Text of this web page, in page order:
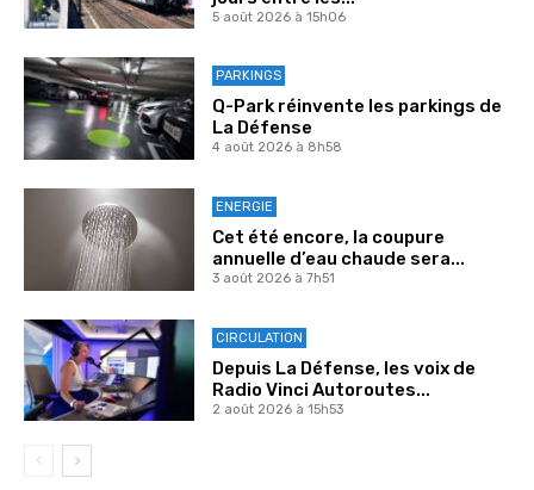
5 août 2026 à 15h06
PARKINGS
Q-Park réinvente les parkings de
La Défense
4 août 2026 à 8h58
ENERGIE
Cet été encore, la coupure
annuelle d’eau chaude sera...
3 août 2026 à 7h51
CIRCULATION
Depuis La Défense, les voix de
Radio Vinci Autoroutes...
2 août 2026 à 15h53